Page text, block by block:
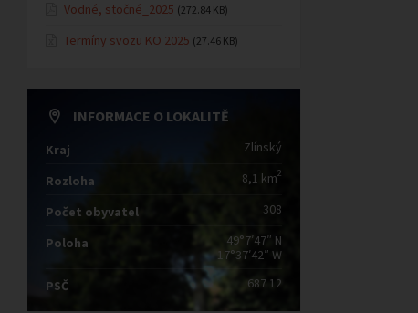
Vodné, stočné_2025 (272.84 KB)
Termíny svozu KO 2025 (27.46 KB)
INFORMACE O LOKALITĚ
Kraj Zlínský
Rozloha 8,1 km2
Počet obyvatel 308
Poloha
49°7′47″ N
17°37′42″ W
PSČ
687 12